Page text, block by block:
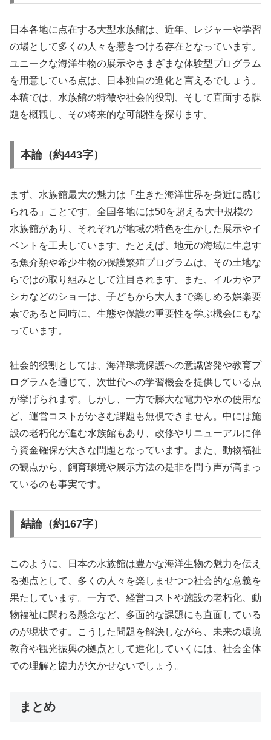
日本各地に点在する大型水族館は、近年、レジャーや学習
の場として多くの人々を惹きつける存在となっています。
ユニークな海洋生物の展示やさまざまな体験型プログラム
を用意している点は、日本独自の進化と言えるでしょう。
本稿では、水族館の特徴や社会的役割、そして直面する課
題を概観し、その将来的な可能性を探ります。
本論（約443字）
まず、水族館最大の魅力は「生きた海洋世界を身近に感じ
られる」ことです。全国各地には50を超える大中規模の
水族館があり、それぞれが地域の特色を生かした展示やイ
ベントを工夫しています。たとえば、地元の海域に生息す
る魚介類や希少生物の保護繁殖プログラムは、その土地な
らではの取り組みとして注目されます。また、イルカやア
シカなどのショーは、子どもから大人まで楽しめる娯楽要
素であると同時に、生態や保護の重要性を学ぶ機会にもな
っています。
社会的役割としては、海洋環境保護への意識啓発や教育プ
ログラムを通じて、次世代への学習機会を提供している点
が挙げられます。しかし、一方で膨大な電力や水の使用な
ど、運営コストがかさむ課題も無視できません。中には施
設の老朽化が進む水族館もあり、改修やリニューアルに伴
う資金確保が大きな問題となっています。また、動物福祉
の観点から、飼育環境や展示方法の是非を問う声が高まっ
ているのも事実です。
結論（約167字）
このように、日本の水族館は豊かな海洋生物の魅力を伝え
る拠点として、多くの人々を楽しませつつ社会的な意義を
果たしています。一方で、経営コストや施設の老朽化、動
物福祉に関わる懸念など、多面的な課題にも直面している
のが現状です。こうした問題を解決しながら、未来の環境
教育や観光振興の拠点として進化していくには、社会全体
での理解と協力が欠かせないでしょう。
まとめ